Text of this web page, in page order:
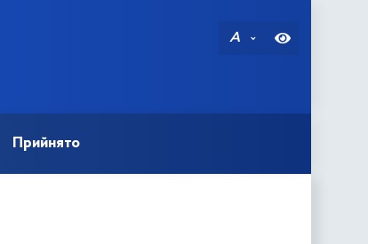
A
Прийнято